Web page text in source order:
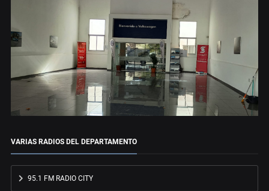
VARIAS RADIOS DEL DEPARTAMENTO
95.1 FM RADIO CITY